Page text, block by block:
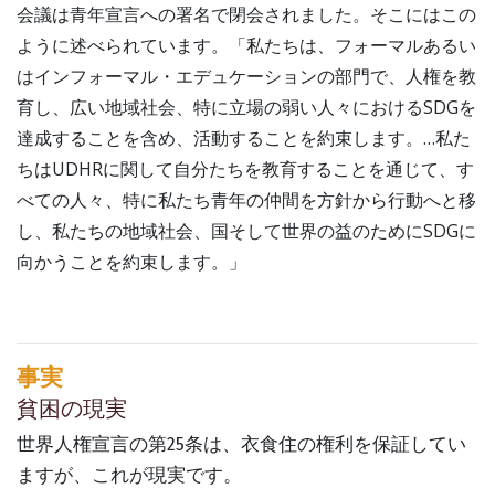
会議は青年宣言への署名で閉会されました。そこにはこの
ように述べられています。「私たちは、フォーマルあるい
はインフォーマル・エデュケーションの部門で、人権を教
育し、広い地域社会、特に立場の弱い人々におけるSDGを
達成することを含め、活動することを約束します。…私た
ちはUDHRに関して自分たちを教育することを通じて、す
べての人々、特に私たち青年の仲間を方針から行動へと移
し、私たちの地域社会、国そして世界の益のためにSDGに
向かうことを約束します。」
事実
貧困の現実
世界人権宣言の第25条は、衣食住の権利を保証してい
ますが、これが現実です。